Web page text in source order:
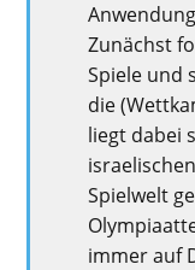
Zunächst
Spiele und
die
liegt dabei
Spielwelt
immer auf